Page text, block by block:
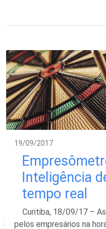
19/09/2017
Inteligência
tempo real
Curitiba, 18/09/17 –
pelos empresários na